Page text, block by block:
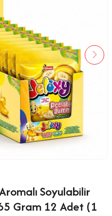
Soyulabilir
Gram 12 Adet (1